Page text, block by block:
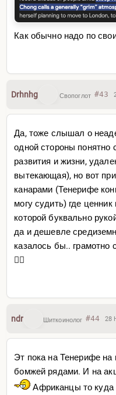
Как обычно надо по
Drhnhg Свопоглот #43
Да, тоже слышал о
одной стороны понятно
развития и жизни,
вытекающая), но вот
канарами (Тенерифе
могу судить) где
которой буквально
да и дешевле
казалось бы.. грамотно
👌🏻
ndr Шиткоинолог #44 28
Эт пока на Тенерифе на
бомжей рядами. И на
Африканцы то куда